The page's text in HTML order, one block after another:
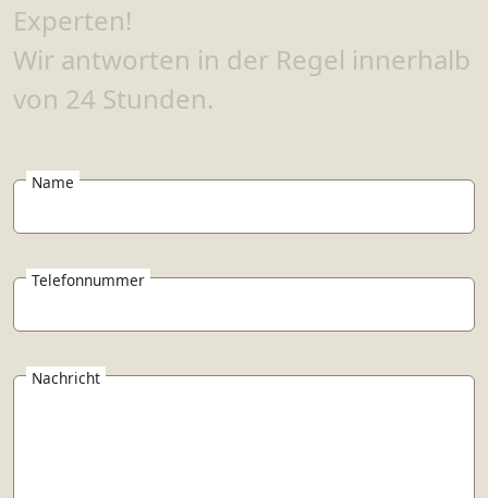
Experten!
Wir antworten in der Regel innerhalb
von 24 Stunden.
Name
Telefonnummer
Nachricht